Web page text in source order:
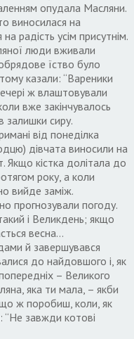
опудала Масляни.
виносилася на
радість усім присутнім.
люди вживали
їство було
казали: “Вареники
ж влаштовували
вже закінчувалось
залишки сиру.
від понеділка
дівчата виносили на
Якщо кістка долітала до
року, а коли
вийде заміж.
прогнозували погоду.
і Великдень; якщо
весна…
й завершувався
до найдовшого і, як
– Великого
яка ти мала, – якби
що ж поробиш, коли, як
завжди котові